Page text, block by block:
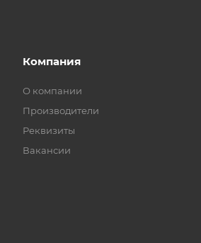
Компания
О компании
Производители
Реквизиты
Вакансии